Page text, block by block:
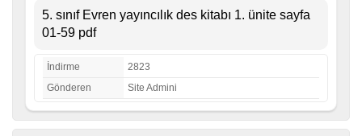
5. sınıf Evren yayıncılık des kitabı 1. ünite sayfa
01-59 pdf
İndirme
2823
Gönderen
Site Admini